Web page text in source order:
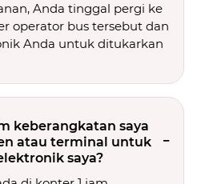
Anda tinggal pergi ke
operator bus tersebut dan
Anda untuk ditukarkan
keberangkatan saya
atau terminal untuk
saya?